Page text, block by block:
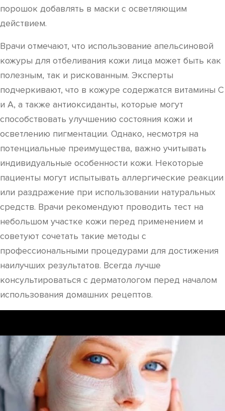
порошок добавлять в маски с осветляющим
действием.
Врачи отмечают, что использование апельсиновой
кожуры для отбеливания кожи лица может быть как
полезным, так и рискованным. Эксперты
подчеркивают, что в кожуре содержатся витамины C
и A, а также антиоксиданты, которые могут
способствовать улучшению состояния кожи и
осветлению пигментации. Однако, несмотря на
потенциальные преимущества, важно учитывать
индивидуальные особенности кожи. Некоторые
пациенты могут испытывать аллергические реакции
или раздражение при использовании натуральных
средств. Врачи рекомендуют проводить тест на
небольшом участке кожи перед применением и
советуют сочетать такие методы с
профессиональными процедурами для достижения
наилучших результатов. Всегда лучше
консультироваться с дерматологом перед началом
использования домашних рецептов.